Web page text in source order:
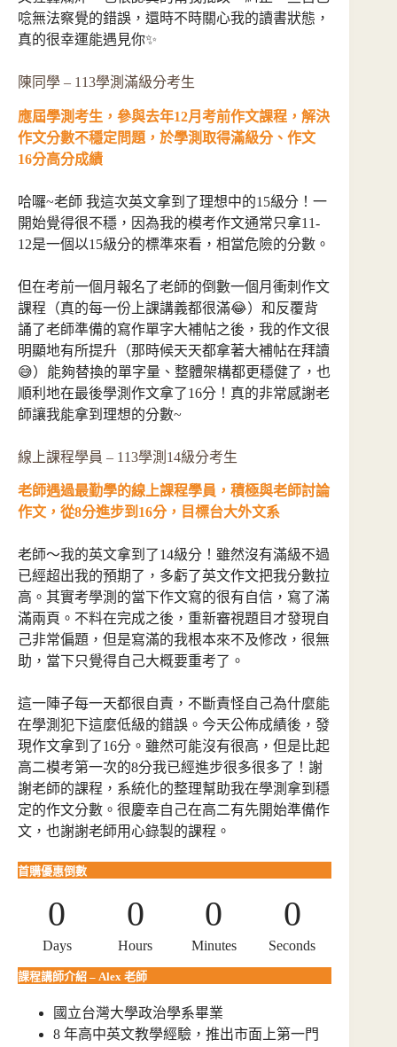
唸無法察覺的錯誤，還時不時關心我的讀書狀態，
真的很幸運能遇見你✨
陳同學 – 113學測滿級分考生
應屆學測考生，參與去年12月考前作文課程，解決
作文分數不穩定問題，於學測取得滿級分、作文
16分高分成績
哈囉~老師 我這次英文拿到了理想中的15級分！一
開始覺得很不穩，因為我的模考作文通常只拿11-
12是一個以15級分的標準來看，相當危險的分數。
但在考前一個月報名了老師的倒數一個月衝刺作文
課程（真的每一份上課講義都很滿😂）和反覆背
誦了老師準備的寫作單字大補帖之後，我的作文很
明顯地有所提升（那時候天天都拿著大補帖在拜讀
😅）能夠替換的單字量、整體架構都更穩健了，也
順利地在最後學測作文拿了16分！真的非常感謝老
師讓我能拿到理想的分數~
線上課程學員 – 113學測14級分考生
老師遇過最勤學的線上課程學員，積極與老師討論
作文，從8分進步到16分，目標台大外文系
老師～我的英文拿到了14級分！雖然沒有滿級不過
已經超出我的預期了，多虧了英文作文把我分數拉
高。其實考學測的當下作文寫的很有自信，寫了滿
滿兩頁。不料在完成之後，重新審視題目才發現自
己非常偏題，但是寫滿的我根本來不及修改，很無
助，當下只覺得自己大概要重考了。
這一陣子每一天都很自責，不斷責怪自己為什麼能
在學測犯下這麼低級的錯誤。今天公佈成績後，發
現作文拿到了16分。雖然可能沒有很高，但是比起
高二模考第一次的8分我已經進步很多很多了！謝
謝老師的課程，系統化的整理幫助我在學測拿到穩
定的作文分數。很慶幸自己在高二有先開始準備作
文，也謝謝老師用心錄製的課程。
首購優惠倒數
0
Days
0
Hours
0
Minutes
0
Seconds
課程講師介紹 – Alex 老師
國立台灣大學政治學系畢業
8 年高中英文教學經驗，推出市面上第一門